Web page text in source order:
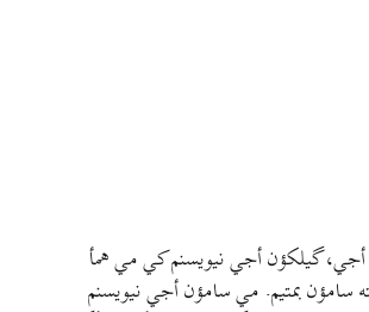
گيلکؤن أجي نيويسنم کي مي همأ
سامؤن بمتيم. مي سامؤن أجي نيويسنم